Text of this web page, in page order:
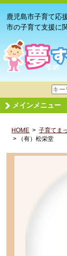
鹿児島市子育て応
市の子育て支援に
サ
イ
ト
検
索
メインメニュー
HOME >子育てま
> （有）松栄堂